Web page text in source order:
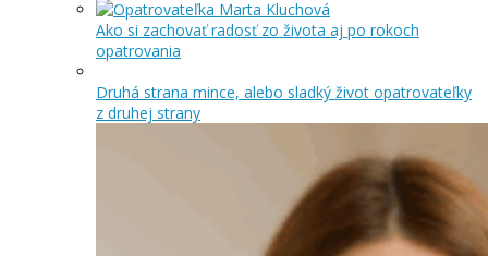
Ako si zachovať radosť zo života aj po rokoch
opatrovania
Druhá strana mince, alebo sladký život opatrovateľky
z druhej strany